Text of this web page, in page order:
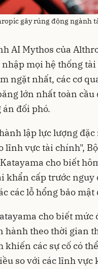
gây rúng động ngành
AI Mythos của
mọi hệ thống
ngặt nhất, các cơ
lớn nhất toàn cầu
đối phó.
lập lực lượng
lĩnh vực tài chính",
cho biết
khẩn cấp trước nguy
các lỗ hổng bảo mật
cho biết mức
hành theo thời gian
khiến các sự cố có
so với các lĩnh vực